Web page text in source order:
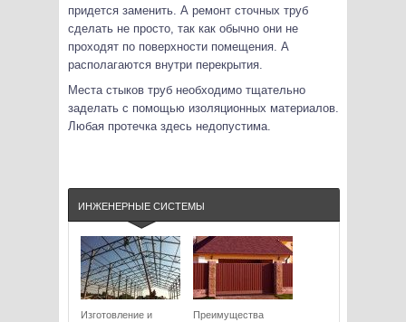
придется заменить. А ремонт сточных труб
сделать не просто, так как обычно они не
проходят по поверхности помещения. А
располагаются внутри перекрытия.
Места стыков труб необходимо тщательно
заделать с помощью изоляционных материалов.
Любая протечка здесь недопустима.
ИНЖЕНЕРНЫЕ СИСТЕМЫ
Изготовление и
Преимущества